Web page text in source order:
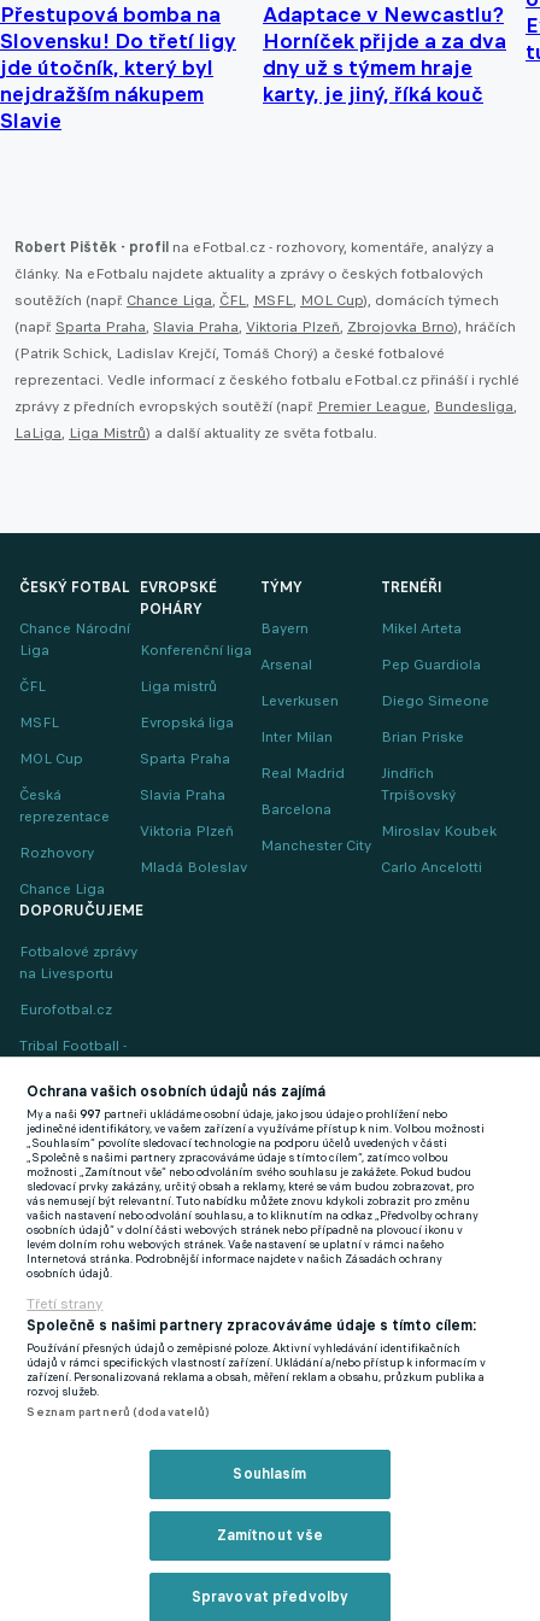
Přestupová bomba na
Slovensku! Do třetí ligy
jde útočník, který byl
nejdražším nákupem
Slavie
Adaptace v Newcastlu?
Horníček přijde a za dva
dny už s týmem hraje
karty, je jiný, říká kouč
Robert Pištěk - profil na eFotbal.cz - rozhovory, komentáře, analýzy a
články. Na eFotbalu najdete aktuality a zprávy o českých fotbalových
soutěžích (např. Chance Liga, ČFL, MSFL, MOL Cup), domácích týmech
(např. Sparta Praha, Slavia Praha, Viktoria Plzeň, Zbrojovka Brno), hráčích
(Patrik Schick, Ladislav Krejčí, Tomáš Chorý) a české fotbalové
reprezentaci. Vedle informací z českého fotbalu eFotbal.cz přináší i rychlé
zprávy z předních evropských soutěží (např. Premier League, Bundesliga,
LaLiga, Liga Mistrů) a další aktuality ze světa fotbalu.
ČESKÝ FOTBAL
Chance Národní
Liga
ČFL
MSFL
MOL Cup
Česká
reprezentace
Rozhovory
Chance Liga
EVROPSKÉ
POHÁRY
Konferenční liga
Liga mistrů
Evropská liga
Sparta Praha
Slavia Praha
Viktoria Plzeň
Mladá Boleslav
TÝMY
Bayern
Arsenal
Leverkusen
Inter Milan
Real Madrid
Barcelona
Manchester City
TRENÉŘI
Mikel Arteta
Pep Guardiola
Diego Simeone
Brian Priske
Jindřich
Trpišovský
Miroslav Koubek
Carlo Ancelotti
DOPORUČUJEME
Fotbalové zprávy
na Livesportu
Eurofotbal.cz
Tribal Football -
(EN)
FlashFutbal (SK)
Tenisportal.cz
Tenisové zprávy
na Livesportu
Podmínky užití
Zásady ochrany osobních údajů
GDPR a žurnalistika
Ochrana vašich osobních údajů nás zajímá
My a naši997 partneři ukládáme osobní údaje, jako jsou údaje o prohlížení nebo
jedinečné identifikátory, ve vašem zařízení a využíváme přístup k nim. Volbou možnosti
„Souhlasím“ povolíte sledovací technologie na podporu účelů uvedených v části
„Společně s našimi partnery zpracováváme údaje s tímto cílem“, zatímco volbou
možnosti „Zamítnout vše“ nebo odvoláním svého souhlasu je zakážete. Pokud budou
sledovací prvky zakázány, určitý obsah a reklamy, které se vám budou zobrazovat, pro
vás nemusejí být relevantní. Tuto nabídku můžete znovu kdykoli zobrazit pro změnu
vašich nastavení nebo odvolání souhlasu, a to kliknutím na odkaz „Předvolby ochrany
osobních údajů“ v dolní části webových stránek nebo případně na plovoucí ikonu v
levém dolním rohu webových stránek. Vaše nastavení se uplatní v rámci našeho
Internetová stránka. Podrobnější informace najdete v našich Zásadách ochrany
osobních údajů.
Třetí strany
Společně s našimi partnery zpracováváme údaje s tímto cílem:
Používání přesných údajů o zeměpisné poloze. Aktivní vyhledávání identifikačních
údajů v rámci specifických vlastností zařízení. Ukládání a/nebo přístup k informacím v
zařízení. Personalizovaná reklama a obsah, měření reklam a obsahu, průzkum publika a
rozvoj služeb.
Seznam partnerů (dodavatelů)
Souhlasím
Zamítnout vše
Spravovat předvolby